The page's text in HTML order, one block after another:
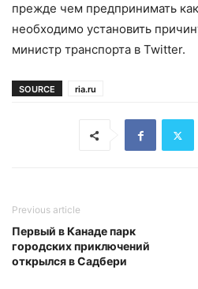
прежде чем предпринимать
необходимо установить
министр транспорта в Twitter.
SOURCE ria.ru
Previous article
Первый в Канаде парк
городских приключений
открылся в Садбери